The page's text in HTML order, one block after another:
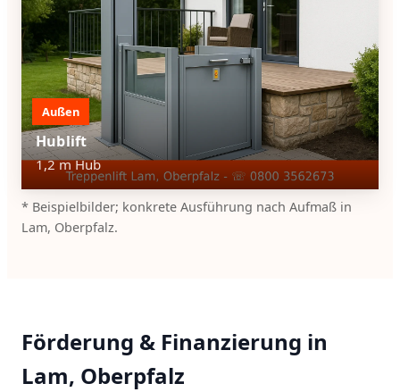
Außen
Hublift
1,2 m Hub
* Beispielbilder; konkrete Ausführung nach Aufmaß in
Lam, Oberpfalz.
Förderung & Finanzierung in
Lam, Oberpfalz